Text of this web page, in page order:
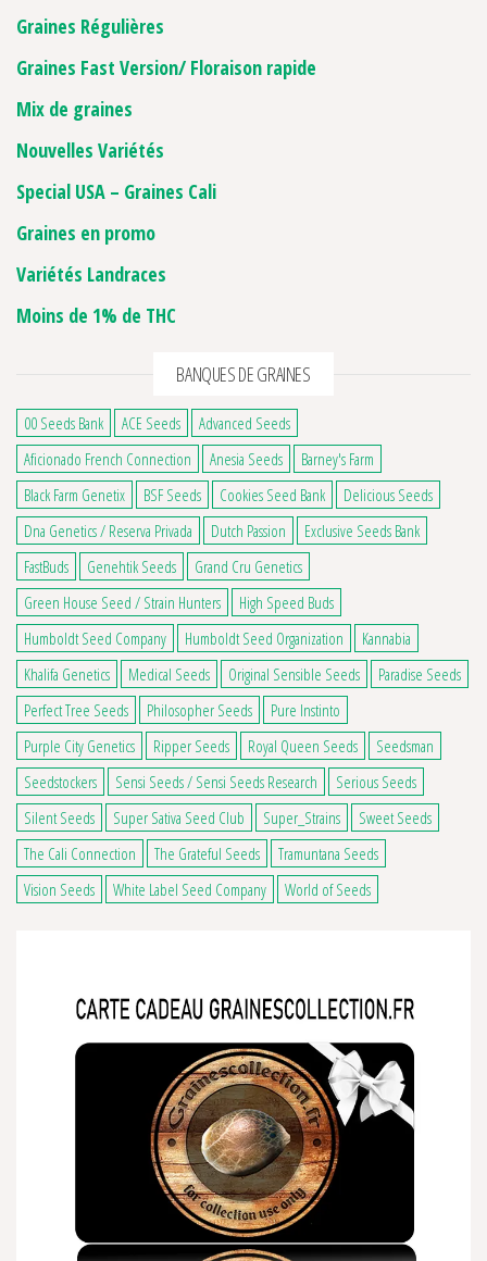
Graines Régulières
Graines Fast Version/ Floraison rapide
Mix de graines
Nouvelles Variétés
Special USA – Graines Cali
Graines en promo
Variétés Landraces
Moins de 1% de THC
BANQUES DE GRAINES
00 Seeds Bank ACE Seeds
Advanced Seeds
Aficionado French Connection
Anesia Seeds
Barney's Farm
Black Farm Genetix
BSF Seeds Cookies Seed Bank
Delicious Seeds
Dna Genetics / Reserva Privada
Dutch Passion
Exclusive Seeds Bank
FastBuds
Genehtik Seeds
Grand Cru Genetics
Green House Seed / Strain Hunters
High Speed Buds
Humboldt Seed Company
Humboldt Seed Organization
Kannabia
Khalifa Genetics
Medical Seeds Original Sensible Seeds
Paradise Seeds
Perfect Tree Seeds
Philosopher Seeds
Pure Instinto
Purple City Genetics
Ripper Seeds Royal Queen Seeds
Seedsman
Seedstockers
Sensi Seeds / Sensi Seeds Research
Serious Seeds
Silent Seeds
Super Sativa Seed Club Super_Strains
Sweet Seeds
The Cali Connection
The Grateful Seeds
Tramuntana Seeds
Vision Seeds
White Label Seed Company World of Seeds